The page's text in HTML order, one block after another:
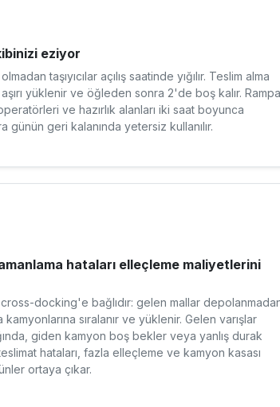
eziyor
taşıyıcılar açılış saatinde yığılır. Teslim alma
yüklenir ve öğleden sonra 2'de boş kalır. Rampa
ve hazırlık alanları iki saat boyunca
günün geri kalanında yetersiz kullanılır.
hataları elleçleme maliyetlerini
cross-docking'e bağlıdır: gelen mallar
sıralanır ve yüklenir. Gelen varışlar
giden kamyon boş bekler veya yanlış durak
hataları, fazla elleçleme ve kamyon kasası
ortaya çıkar.